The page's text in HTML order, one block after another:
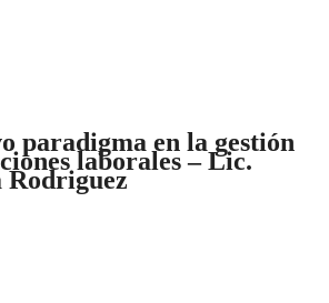
paradigma en la gestión
laborales – Lic.
Rodriguez